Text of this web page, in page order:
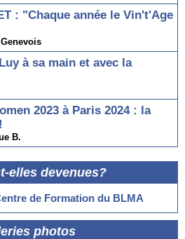
: "Chaque année le Vin't'Age
à sa main et avec la
2023 à Paris 2024 : la
B.
elles devenues?
de Formation du BLMA
photos